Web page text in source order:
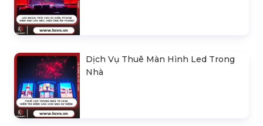
Dịch Vụ Thuê Màn Hình Led Trong
Nhà